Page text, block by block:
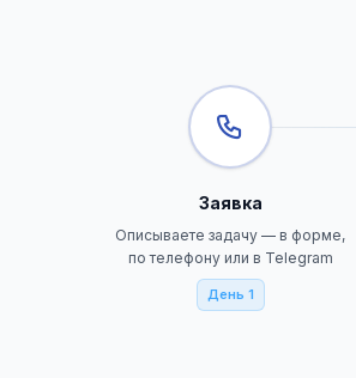
Заявка
Описываете задачу — в форме,
по телефону или в Telegram
День 1